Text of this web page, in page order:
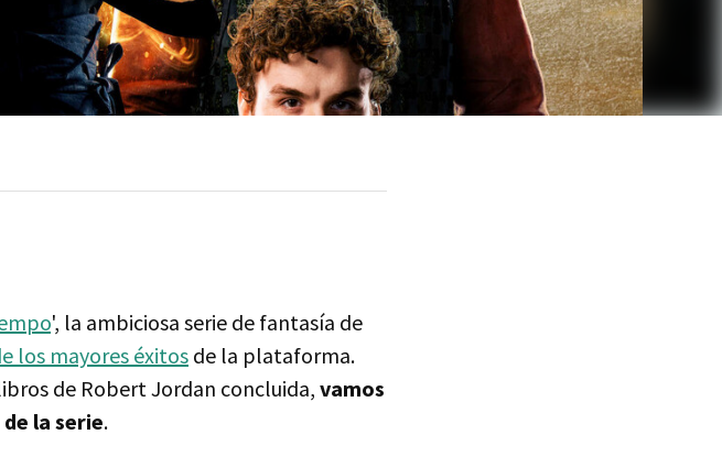
', la ambiciosa serie de fantasía de
los mayores éxitosde la plataforma.
de Robert Jordan concluida, vamos
la serie.